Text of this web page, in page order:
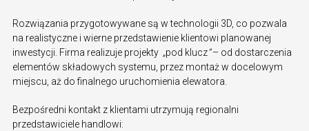
Rozwiązania przygotowywane są w technologii 3D, co pozwala
na realistyczne i wierne przedstawienie klientowi planowanej
inwestycji. Firma realizuje projekty „pod klucz”– od dostarczenia
elementów składowych systemu, przez montaż w docelowym
miejscu, aż do finalnego uruchomienia elewatora.
Bezpośredni kontakt z klientami utrzymują regionalni
przedstawiciele handlowi: